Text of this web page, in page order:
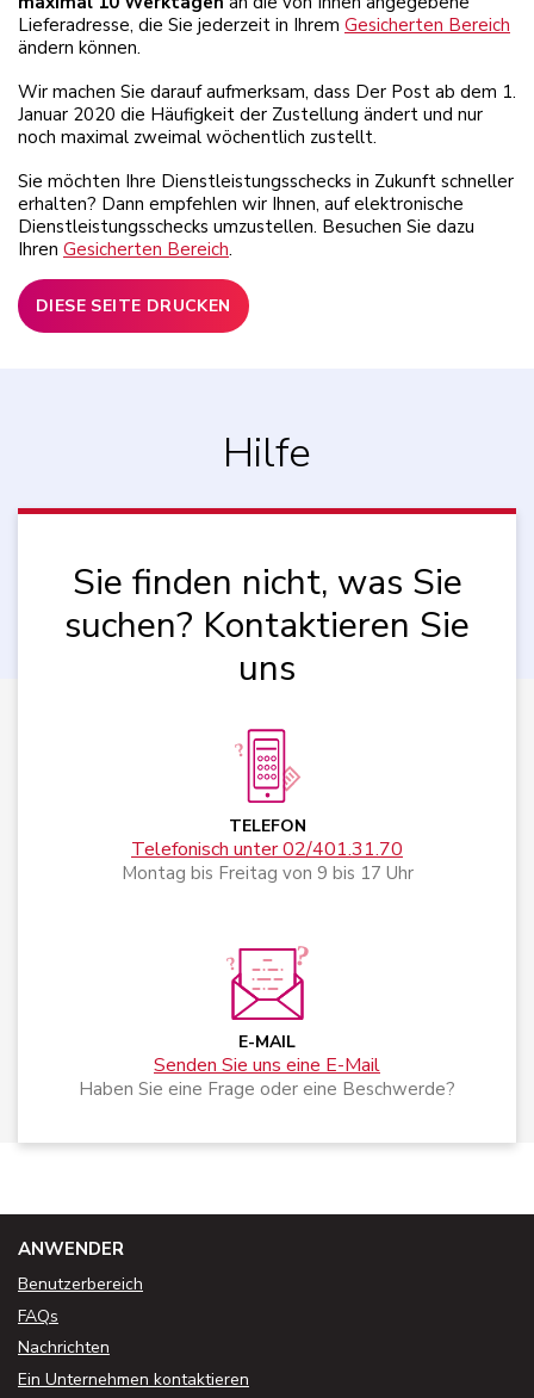
Lieferadresse, die Sie jederzeit in Ihrem Gesicherten Bereich
ändern können.
Wir machen Sie darauf aufmerksam, dass Der Post ab dem 1.
Januar 2020 die Häufigkeit der Zustellung ändert und nur
noch maximal zweimal wöchentlich zustellt.
Sie möchten Ihre Dienstleistungsschecks in Zukunft schneller
erhalten? Dann empfehlen wir Ihnen, auf elektronische
Dienstleistungsschecks umzustellen. Besuchen Sie dazu
Ihren Gesicherten Bereich.
DIESE SEITE DRUCKEN
Hilfe
Sie finden nicht, was Sie
suchen? Kontaktieren Sie
uns
TELEFON
Telefonisch unter 02/401.31.70
Montag bis Freitag von 9 bis 17 Uhr
E-MAIL
Senden Sie uns eine E-Mail
Haben Sie eine Frage oder eine Beschwerde?
ANWENDER
Benutzerbereich
FAQs
Nachrichten
Ein Unternehmen kontaktieren